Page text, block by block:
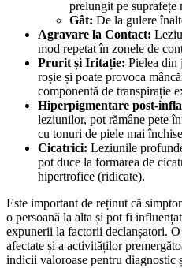
prelungit pe suprafețe
Gât: De la gulere
Agravare la Contact:
mod repetat în zonele de
Prurit și Iritație: Pielea din
roșie și poate provoca
componentă de transpirație
Hiperpigmentare post-
leziunilor, pot rămâne pete
cu tonuri de piele mai
Cicatrici: Leziunile
pot duce la formarea de
hipertrofice (ridicate).
Este important de reținut că
o persoană la alta și pot fi
expunerii la factorii declanșatori.
afectate și a activităților
indicii valoroase pentru diagnostic